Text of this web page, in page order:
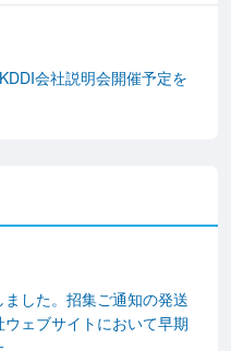
会社説明会開催予定を
した。招集ご通知の発送
ェブサイトにおいて早期